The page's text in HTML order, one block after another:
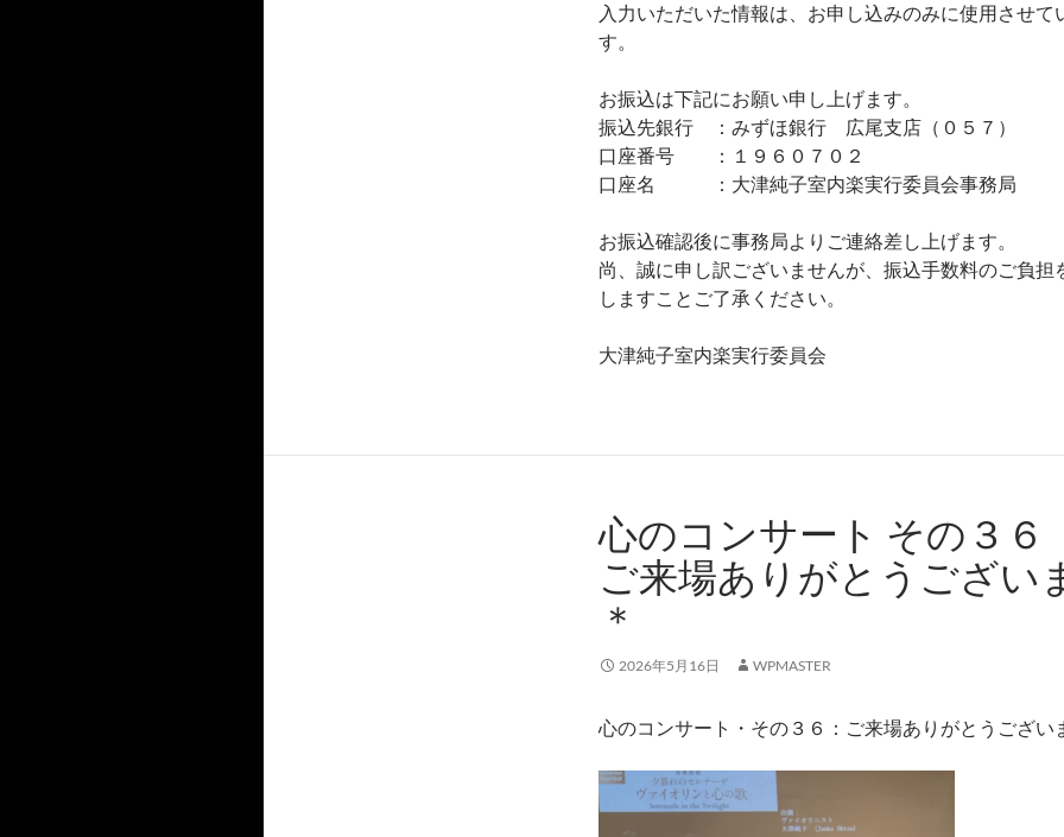
入力いただいた情報は、お申し込みのみに使用させて
す。
お振込は下記にお願い申し上げます。
振込先銀行 ：みずほ銀行 広尾支店（０５７）
口座番号 ：１９６０７０２
口座名 ：大津純子室内楽実行委員会事務局
お振込確認後に事務局よりご連絡差し上げます。
尚、誠に申し訳ございませんが、振込手数料のご負担
しますことご了承ください。
大津純子室内楽実行委員会
心のコンサート その３
ご来場ありがとうござい
＊
2026年5月16日 WPMASTER
心のコンサート・その３６：ご来場ありがとうござい